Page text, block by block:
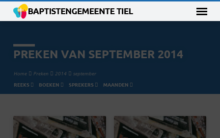
PREKEN VAN SEPTEMBER 2014
Home Preken 2014 september
REEKS BOEKEN SPREKERS MAANDEN
PREKEN